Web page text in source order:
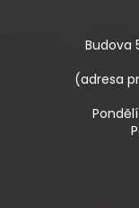
Budova
(adresa